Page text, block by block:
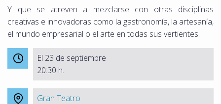
Y que se atreven a mezclarse con otras disciplinas
creativas e innovadoras como la gastronomía, la artesanía,
el mundo empresarial o el arte en todas sus vertientes.
El 23 de septiembre
20:30 h.
Gran Teatro